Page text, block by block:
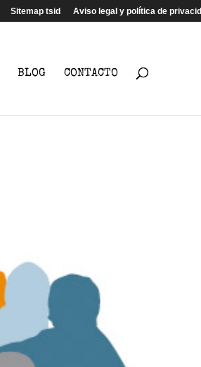
Sitemap tsid Aviso legal y política de
BLOG CONTACTO